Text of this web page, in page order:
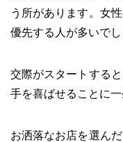
う所があります。女
優先する人が多いでし
交際がスタートする
手を喜ばせることに一
お洒落なお店を選ん